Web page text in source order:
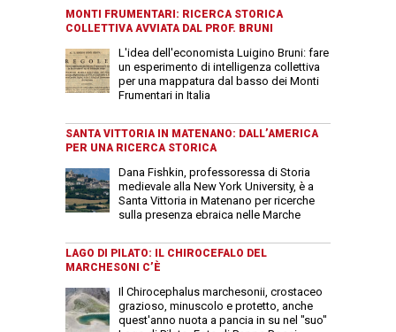
MONTI FRUMENTARI: RICERCA STORICA
COLLETTIVA AVVIATA DAL PROF. BRUNI
L'idea dell'economista Luigino Bruni: fare
un esperimento di intelligenza collettiva
per una mappatura dal basso dei Monti
Frumentari in Italia
SANTA VITTORIA IN MATENANO: DALL’AMERICA
PER UNA RICERCA STORICA
Dana Fishkin, professoressa di Storia
medievale alla New York University, è a
Santa Vittoria in Matenano per ricerche
sulla presenza ebraica nelle Marche
LAGO DI PILATO: IL CHIROCEFALO DEL
MARCHESONI C’È
Il Chirocephalus marchesonii, crostaceo
grazioso, minuscolo e protetto, anche
quest'anno nuota a pancia in su nel "suo"